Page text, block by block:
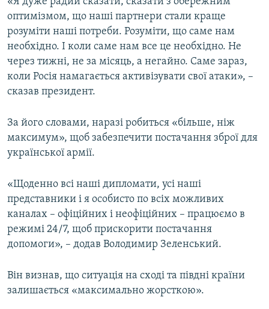
Усі сайти RFE/RL
оптимізмом, що наші партнери стали краще
розуміти наші потреби. Розуміти, що саме нам
необхідно. І коли саме нам все це необхідно. Не
через тижні, не за місяць, а негайно. Саме зараз,
коли Росія намагається активізувати свої атаки», –
сказав президент.
За його словами, наразі робиться «більше, ніж
максимум», щоб забезпечити постачання зброї для
української армії.
«Щоденно всі наші дипломати, усі наші
представники і я особисто по всіх можливих
каналах – офіційних і неофіційних – працюємо в
режимі 24/7, щоб прискорити постачання
допомоги», – додав Володимир Зеленський.
Він визнав, що ситуація на сході та півдні країни
залишається «максимально жорсткою».